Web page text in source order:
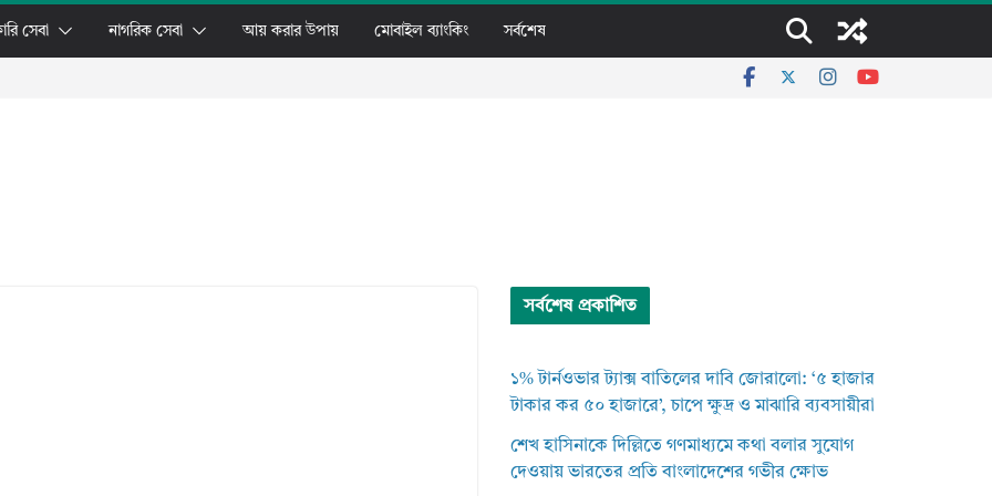
সেবা নাগরিক সেবা আয় করার উপায় মোবাইল ব্যাংকিং সর্বশেষ
সর্বশেষ প্রকাশিত
১% টার্নওভার ট্যাক্স বাতিলের দাবি জোরালো: ‘৫ হাজার
টাকার কর ৫০ হাজারে’, চাপে ক্ষুদ্র ও মাঝারি ব্যবসায়ীরা
শেখ হাসিনাকে দিল্লিতে গণমাধ্যমে কথা বলার সুযোগ
দেওয়ায় ভারতের প্রতি বাংলাদেশের গভীর ক্ষোভ